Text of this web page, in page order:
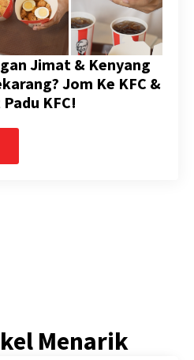
Jimat & Kenyang
Jom Ke KFC &
KFC!
Menarik